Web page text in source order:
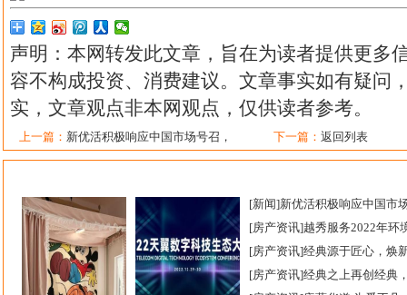
声明：本网转发此文章，旨在为读者提供更多
容不构成投资、消费建议。文章事实如有疑问
实，文章观点非本网观点，仅供读者参考。
上一篇： 新优活积极响应中国市场号召， 下一篇： 返回列表
[新闻]新优活积极响应中国市
[房产资讯]越秀服务2022年环
[房产资讯]经典源于匠心，焕
[房产资讯]经典之上再创经典